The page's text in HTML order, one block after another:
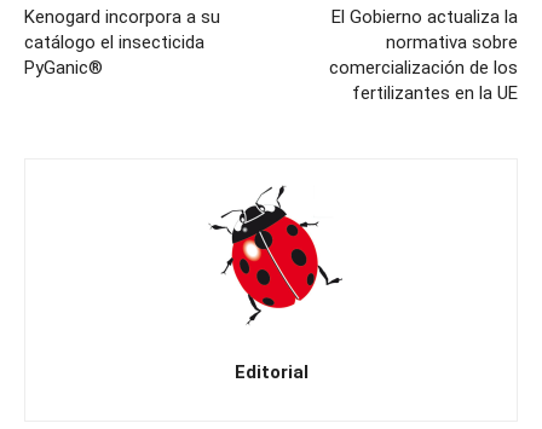
Kenogard incorpora a su
catálogo el insecticida
PyGanic®
El Gobierno actualiza la
normativa sobre
comercialización de los
fertilizantes en la UE
Editorial